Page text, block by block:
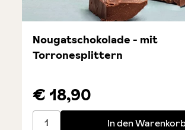
Nougatschokolade - mit
Torronesplittern
€ 18,90
Nougatschokolade - mit
In den